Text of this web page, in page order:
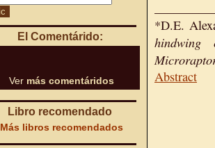
El Comentárido:
Ver más comentáridos
Libro recomendado
Más libros recomendados
*D.E.
hindwing
Abstract